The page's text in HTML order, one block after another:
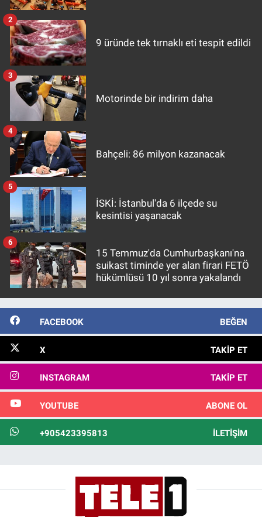
9 üründe tek tırnaklı eti tespit edildi
2
Motorinde bir indirim daha
3
Bahçeli: 86 milyon kazanacak
4
İSKİ: İstanbul'da 6 ilçede su
kesintisi yaşanacak
5
15 Temmuz'da Cumhurbaşkanı'na
suikast timinde yer alan firari FETÖ
hükümlüsü 10 yıl sonra yakalandı
6
FACEBOOK BEĞEN
X TAKIP ET
INSTAGRAM TAKIP ET
YOUTUBE ABONE OL
+905423395813 İLETIŞIM